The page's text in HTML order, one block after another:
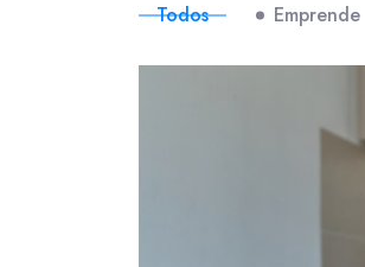
Todos Emprende